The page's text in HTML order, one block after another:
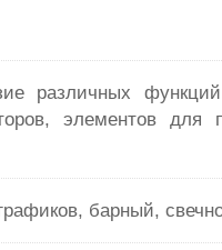
различных
элементов для
барный,